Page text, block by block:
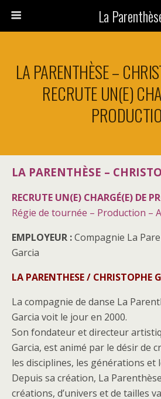
La
LA PARENTHÈSE –
RECRUTE UN(E)
LA PARENTHÈSE –
RECRUTE UN(E) CHARGÉ(E) DE
Régie de tournée – Production –
EMPLOYEUR :Compagnie La
Garcia
LA PARENTHESE / CHRISTOPHE
La compagnie de danse La
Garcia voit le jour en 2000.
Son fondateur et directeur
Garcia, est animé par le désir de
les disciplines, les générations et
Depuis sa création, La
créations, d’univers et de tailles